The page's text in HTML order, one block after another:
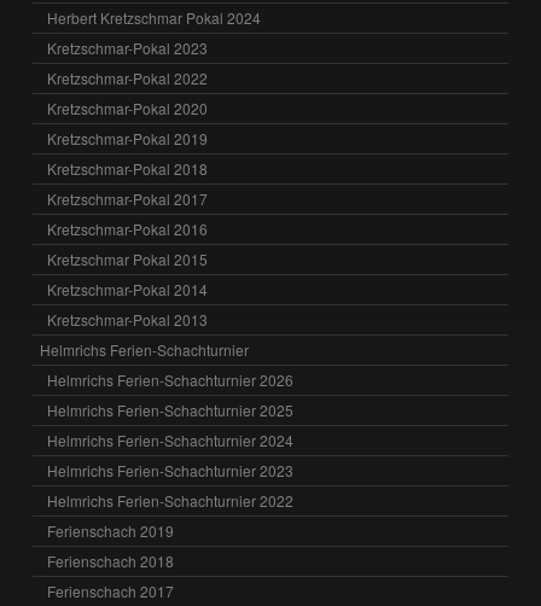
Herbert Kretzschmar Pokal 2024
Kretzschmar-Pokal 2023
Kretzschmar-Pokal 2022
Kretzschmar-Pokal 2020
Kretzschmar-Pokal 2019
Kretzschmar-Pokal 2018
Kretzschmar-Pokal 2017
Kretzschmar-Pokal 2016
Kretzschmar Pokal 2015
Kretzschmar-Pokal 2014
Kretzschmar-Pokal 2013
Helmrichs Ferien-Schachturnier
Helmrichs Ferien-Schachturnier 2026
Helmrichs Ferien-Schachturnier 2025
Helmrichs Ferien-Schachturnier 2024
Helmrichs Ferien-Schachturnier 2023
Helmrichs Ferien-Schachturnier 2022
Ferienschach 2019
Ferienschach 2018
Ferienschach 2017